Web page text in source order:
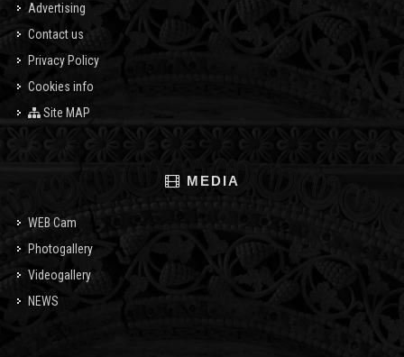
Advertising
Contact us
Privacy Policy
Cookies info
Site MAP
MEDIA
WEB Cam
Photogallery
Videogallery
NEWS